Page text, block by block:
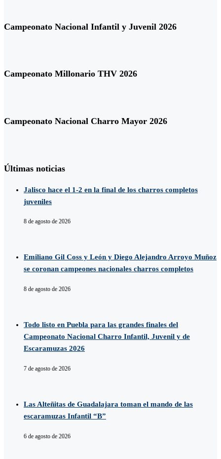
Campeonato Nacional Infantil y Juvenil 2026
Campeonato Millonario THV 2026
Campeonato Nacional Charro Mayor 2026
Últimas noticias
Jalisco hace el 1-2 en la final de los charros completos
juveniles
8 de agosto de 2026
Emiliano Gil Coss y León y Diego Alejandro Arroyo Muñoz
se coronan campeones nacionales charros completos
8 de agosto de 2026
Todo listo en Puebla para las grandes finales del
Campeonato Nacional Charro Infantil, Juvenil y de
Escaramuzas 2026
7 de agosto de 2026
Las Alteñitas de Guadalajara toman el mando de las
escaramuzas Infantil “B”
6 de agosto de 2026